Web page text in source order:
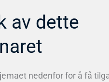
av dette
nedenfor for å få